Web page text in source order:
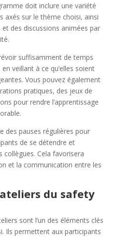
doit inclure une variété
axés sur le thème choisi, ainsi
des discussions animées par
suffisamment de temps
veillant à ce qu’elles soient
Vous pouvez également
pratiques, des jeux de
pour rendre l’apprentissage
des pauses régulières pour
de se détendre et
collègues. Cela favorisera
et la communication entre les
du safety
sont l’un des éléments clés
Ils permettent aux participants